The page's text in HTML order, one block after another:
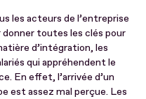
les acteurs de l’entreprise
donner toutes les clés pour
d’intégration, les
qui appréhendent le
En effet, l’arrivée d’un
est assez mal perçue. Les